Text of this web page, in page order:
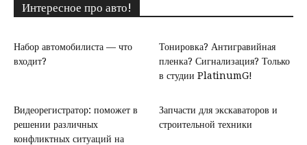
Интересное про авто!
Набор автомобилиста — что
входит?
Тонировка? Антигравийная
пленка? Сигнализация? Только
в студии PlatinumG!
Видеорегистратор: поможет в
решении различных
конфликтных ситуаций на
Запчасти для экскаваторов и
строительной техники